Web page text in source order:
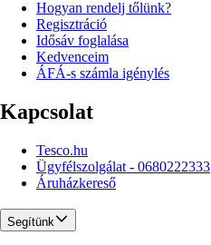
Hogyan rendelj tőlünk?
Regisztráció
Idősáv foglalása
Kedvenceim
ÁFÁ-s számla igénylés
Kapcsolat
Tesco.hu
Ügyfélszolgálat - 0680222333
Áruházkereső
Segítünk